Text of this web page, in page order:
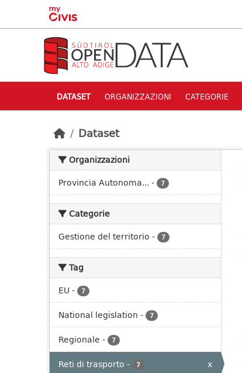
Skip to main content
DATASET ORGANIZZAZIONI CATEGORIE
Dataset
Organizzazioni
Provincia Autonoma... - 7
Categorie
Gestione del territorio - 7
Tag
EU - 7
National legislation - 7
Regionale - 7
Reti di trasporto - 7
x